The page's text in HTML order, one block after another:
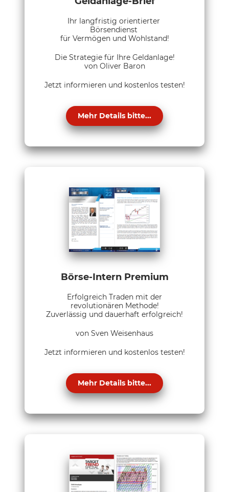
Ihr langfristig orientierter
Börsendienst
für Vermögen und Wohlstand!
Die Strategie für Ihre Geldanlage!
von Oliver Baron
Jetzt informieren und kostenlos testen!
Mehr Details bitte...
Börse-Intern Premium
Erfolgreich Traden mit der
revolutionären Methode!
Zuverlässig und dauerhaft erfolgreich!
von Sven Weisenhaus
Jetzt informieren und kostenlos testen!
Mehr Details bitte...